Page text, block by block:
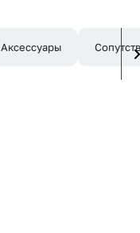
Аксессуары